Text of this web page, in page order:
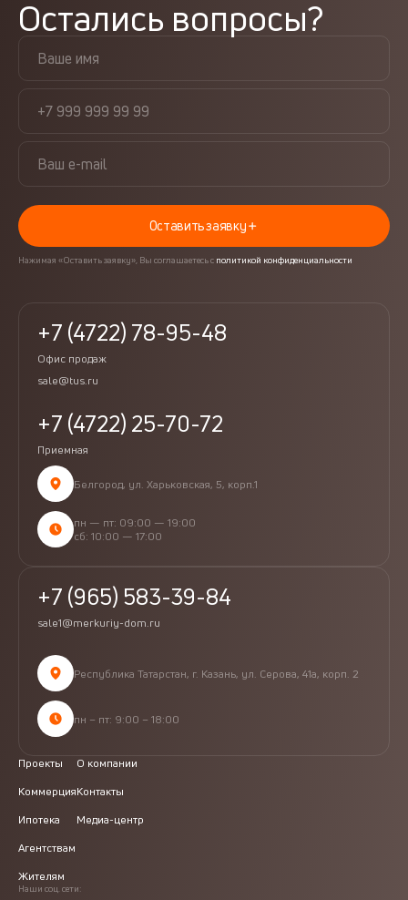
Остались вопросы?
Оставить заявку
Нажимая «Оставить заявку», Вы соглашаетесь с политикой конфиденциальности
+7 (4722) 78-95-48
Офис продаж
+7 (4722) 25-70-72
Приемная
sale@tus.ru
Белгород, ул. Харьковская, 5, корп.1
пн — пт: 09:00 — 19:00
сб: 10:00 — 17:00
+7 (965) 583-39-84
sale1@merkuriy-dom.ru
Республика Татарстан, г. Казань, ул. Серова, 41а, корп. 2
пн – пт: 9:00 – 18:00
Проекты
Коммерция
Ипотека
Агентствам
Жителям
О компании
Контакты
Медиа-центр
Наши соц. сети: